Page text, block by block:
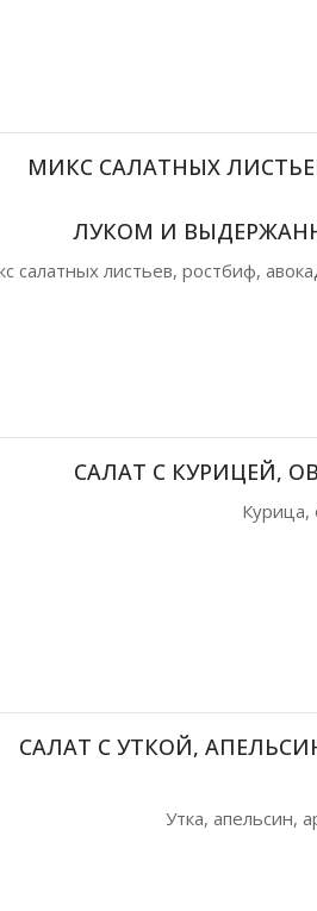
МИКС САЛАТНЫХ
ЛУКОМ И
салатных листьев, ростбиф,
САЛАТ С КУРИЦЕЙ,
Курица,
САЛАТ С УТКОЙ,
Утка, апельсин,